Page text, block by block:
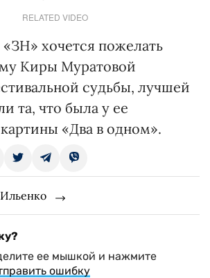
RELATED VIDEO
хочется пожелать
Киры Муратовой
судьбы, лучшей
та, что была у ее
«Два в одном».
ее мышкой и нажмите
ошибку